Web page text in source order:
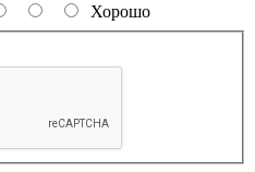
Хорошо